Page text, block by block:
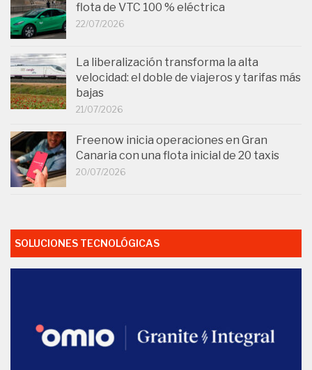
flota de VTC 100 % eléctrica
22/07/2026
La liberalización transforma la alta
velocidad: el doble de viajeros y tarifas más
bajas
21/07/2026
Freenow inicia operaciones en Gran
Canaria con una flota inicial de 20 taxis
20/07/2026
SOLUCIONES TECNOLÓGICAS